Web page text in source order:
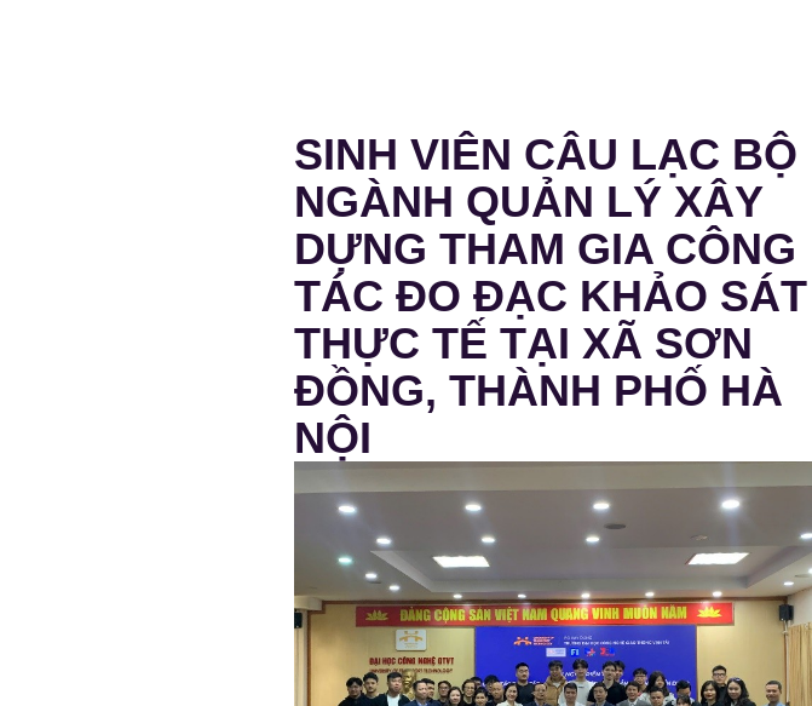
SINH VIÊN CÂU LẠC BỘ
NGÀNH QUẢN LÝ XÂY
DỰNG THAM GIA CÔNG
TÁC ĐO ĐẠC KHẢO SÁT
THỰC TẾ TẠI XÃ SƠN
ĐỒNG, THÀNH PHỐ HÀ
NỘI